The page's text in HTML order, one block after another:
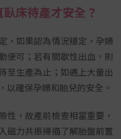
床待產才安全？
，如果認為情況穩定，孕婦
便可；若有間歇性出血，則
至生產為止；如遇上大量出
以確保孕婦和胎兒的安全。
性，故產前檢查相當重要，
磁力共振掃描了解胎盤前置